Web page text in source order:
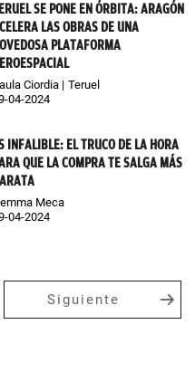
SE PONE EN ÓRBITA: ARAGÓN
LAS OBRAS DE UNA
PLATAFORMA
Ciordia
Teruel
04-2024
INFALIBLE: EL TRUCO DE LA HORA
QUE LA COMPRA TE SALGA MÁS
Meca
04-2024
Siguiente